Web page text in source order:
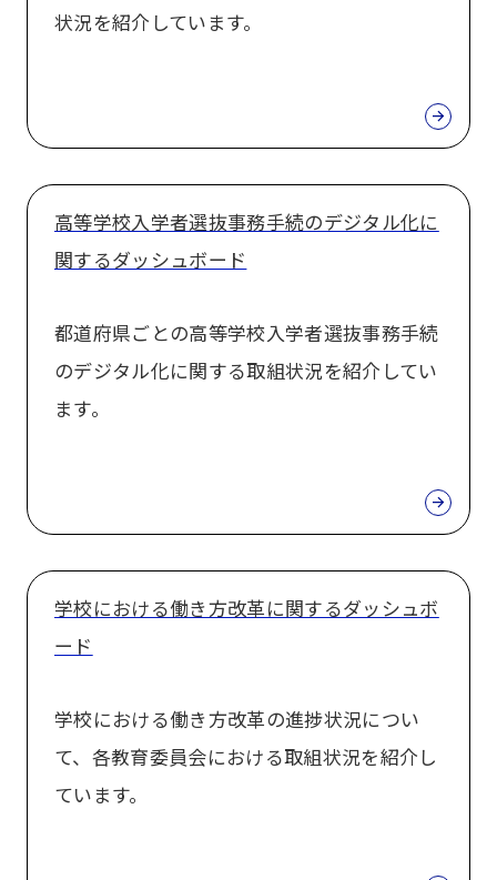
状況を紹介しています。
高等学校入学者選抜事務手続のデジタル化に
関するダッシュボード
都道府県ごとの高等学校入学者選抜事務手続
のデジタル化に関する取組状況を紹介してい
ます。
学校における働き方改革に関するダッシュボ
ード
学校における働き方改革の進捗状況につい
て、各教育委員会における取組状況を紹介し
ています。